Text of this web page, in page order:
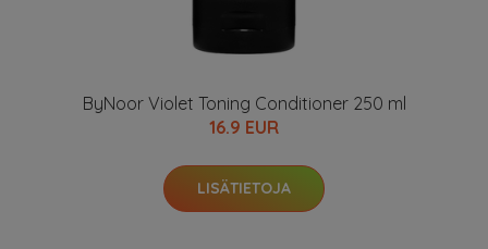
ByNoor Violet Toning Conditioner 250 ml
16.9 EUR
LISÄTIETOJA